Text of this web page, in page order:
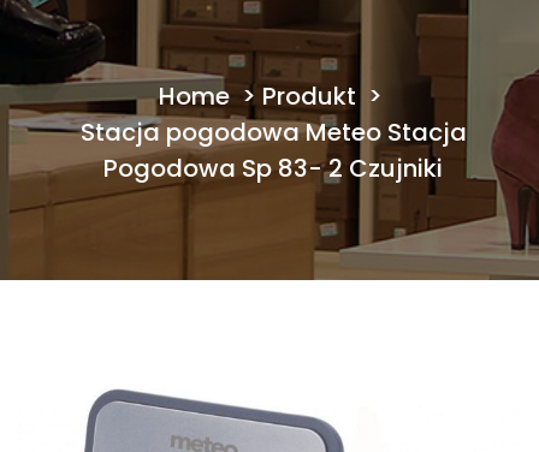
Home> Produkt >
Stacja pogodowa Meteo Stacja
Pogodowa Sp 83- 2 Czujniki